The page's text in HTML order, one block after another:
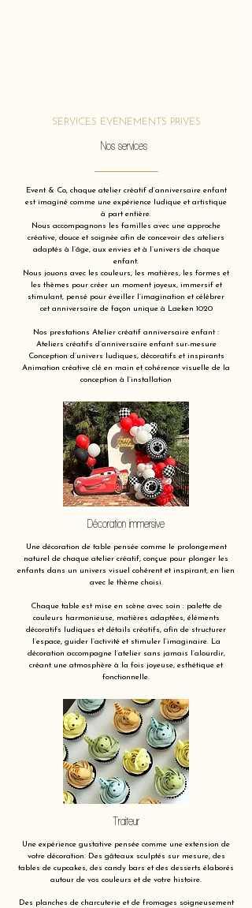
SERVICES ÉVÈNEMENTS PRIVÉS
Nos services
Event & Co, chaque atelier créatif d’anniversaire enfant
est imaginé comme une expérience ludique et artistique
à part entière.
Nous accompagnons les familles avec une approche
créative, douce et soignée afin de concevoir des ateliers
adaptés à l’âge, aux envies et à l’univers de chaque
enfant.
Nous jouons avec les couleurs, les matières, les formes et
les thèmes pour créer un moment joyeux, immersif et
stimulant, pensé pour éveiller l’imagination et célébrer
cet anniversaire de façon unique à Laeken 1020
Nos prestations Atelier créatif anniversaire enfant :
Ateliers créatifs d’anniversaire enfant sur-mesure
Conception d’univers ludiques, décoratifs et inspirants
Animation créative clé en main et cohérence visuelle de la
conception à l’installation
Décoration immersive
Une décoration de table pensée comme le prolongement
naturel de chaque atelier créatif, conçue pour plonger les
enfants dans un univers visuel cohérent et inspirant, en lien
avec le thème choisi.
Chaque table est mise en scène avec soin : palette de
couleurs harmonieuse, matières adaptées, éléments
décoratifs ludiques et détails créatifs, afin de structurer
l’espace, guider l’activité et stimuler l’imaginaire. La
décoration accompagne l’atelier sans jamais l’alourdir,
créant une atmosphère à la fois joyeuse, esthétique et
fonctionnelle.
Traiteur
Une expérience gustative pensée comme une extension de
votre décoration. Des gâteaux sculptés sur mesure, des
tables de cupcakes, des candy bars et des desserts élaborés
autour de vos couleurs et de votre histoire.
Des planches de charcuterie et de fromages soigneusement